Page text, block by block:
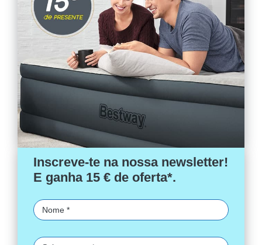
Inscreve-te na nossa newsletter!
E ganha 15 € de oferta*.